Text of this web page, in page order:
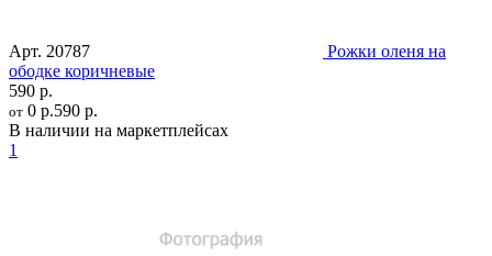
Арт. 20787
Рожки оленя на
ободке коричневые
590 р.
от 0 р.590 р.
В наличии на маркетплейсах
1